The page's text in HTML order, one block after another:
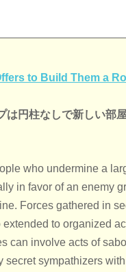
to Build Them a
は円柱なしで新しい部
who undermine a
in favor of an enemy
Forces gathered in
to organized
can involve acts of
sympathizers